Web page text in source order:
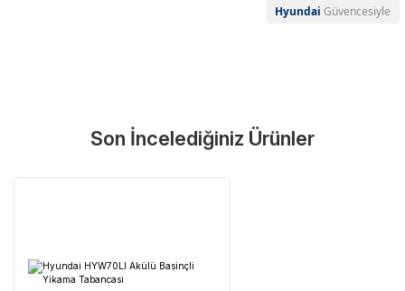
Hyundai Güvencesiyle
Tüm ürünlerimiz üretici firma garantisi altındadır. Size en yakın
Orijinal garanti belgeli ürünler
Yorum Yaz
Son İncelediğiniz Ürünler